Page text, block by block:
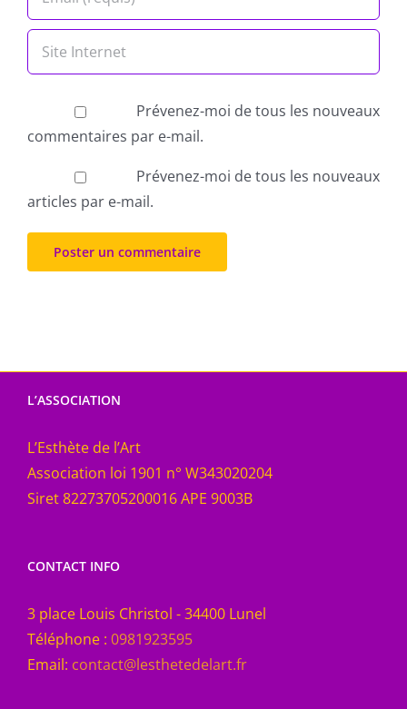
Prévenez-moi de tous les nouveaux
commentaires par e-mail.
Prévenez-moi de tous les nouveaux
articles par e-mail.
L’ASSOCIATION
L’Esthète de l’Art
Association loi 1901 n° W343020204
Siret 82273705200016 APE 9003B
CONTACT INFO
3 place Louis Christol - 34400 Lunel
Téléphone : 0981923595
Email: contact@lesthetedelart.fr